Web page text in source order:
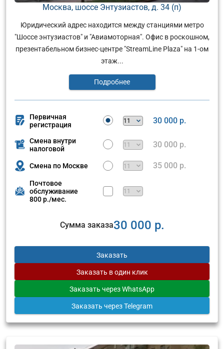
Москва, шоссе Энтузиастов, д. 34 (п)
Юридический адрес находится между станциями метро
"Шоссе энтузиастов" и "Авиамоторная". Офис в роскошном,
презентабельном бизнес-центре "StreamLine Plaza" на 1-ом
этаж...
Подробнее
Первичная
регистрация
30 000 р.
Смена внутри
налоговой
30 000 р.
Смена по Москве 35 000 р.
Почтовое
обслуживание
800 р./мес.
Сумма заказа30 000 р.
Заказать
Заказать в один клик
Заказать через WhatsApp
Заказать через Telegram